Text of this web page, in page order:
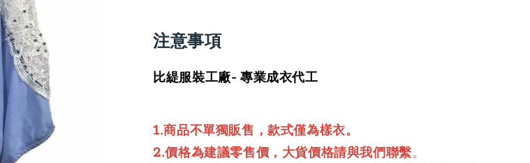
注意事項
比緹服裝工廠- 專業成衣代工
1.商品不單獨販售，款式僅為樣衣。
2.價格為建議零售價，大貨價格請與我們聯繫。